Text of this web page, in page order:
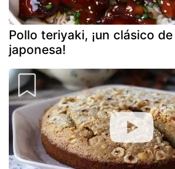
Pollo teriyaki, ¡un clásico
japonesa!